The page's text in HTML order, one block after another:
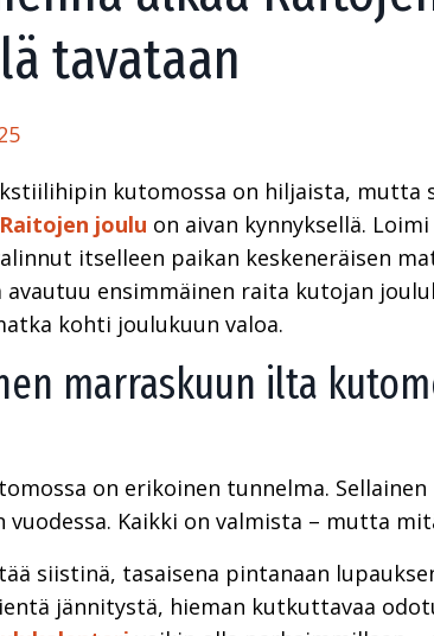
tavataan
kutomossa on hiljaista,
Raitojen joulu on aivan kynnyksellä.
itselleen paikan keskeneräisen
avautuu ensimmäinen raita kutojan
kohti joulukuun valoa.
marraskuun ilta
on erikoinen tunnelma.
vuodessa. Kaikki on valmista – mutta
siistinä, tasaisena pintanaan
jännitystä, hieman kutkuttavaa